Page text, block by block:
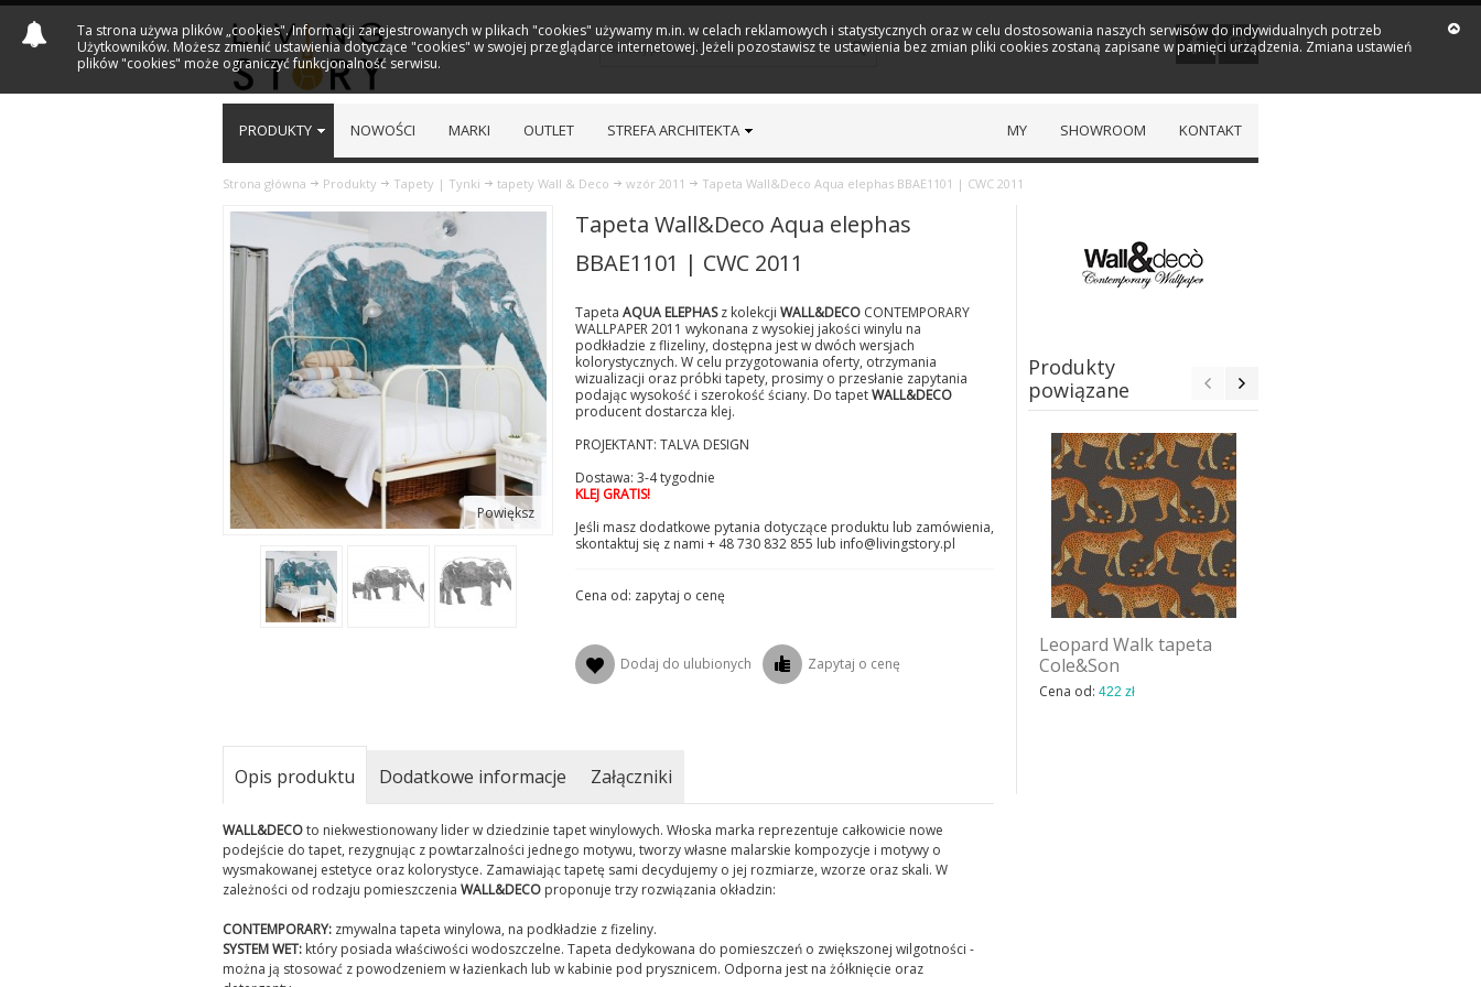
PRODUKTY NOWOŚCI MARKI OUTLET STREFA ARCHITEKTA KONTAKT
SHOWROOM
MY
Strona główna Produkty Tapety | Tynki tapety Wall & Deco wzór 2011 Tapeta Wall&Deco Aqua elephas BBAE1101 | CWC 2011
Powiększ
Tapeta Wall&Deco Aqua elephas
BBAE1101 | CWC 2011
Tapeta AQUA ELEPHASz kolekcji WALL&DECOCONTEMPORARY
WALLPAPER 2011 wykonana z wysokiej jakości winylu na
podkładzie z flizeliny, dostępna jest w dwóch wersjach
kolorystycznych. W celu przygotowania oferty, otrzymania
wizualizacji oraz próbki tapety, prosimy o przesłanie zapytania
podając wysokość i szerokość ściany. Do tapetWALL&DECO
producent dostarcza klej.
PROJEKTANT: TALVA DESIGN
Dostawa: 3-4 tygodnie
KLEJ GRATIS!
Jeśli masz dodatkowe pytania dotyczące produktu lub zamówienia,
skontaktuj się z nami + 48 730 832 855 lub info@livingstory.pl
Cena od: zapytaj o cenę
Dodaj do ulubionych Zapytaj o cenę
Produkty
powiązane
Leopard Walk tapeta
Cole&Son
Cena od: 422 zł
Opis produktu Dodatkowe informacje Załączniki
WALL&DECOto niekwestionowany lider w dziedzinie tapet winylowych. Włoska marka reprezentuje całkowicie nowe
podejście do tapet, rezygnując z powtarzalności jednego motywu, tworzy własne malarskie kompozycje i motywy o
wysmakowanej estetyce oraz kolorystyce. Zamawiając tapetę sami decydujemy o jej rozmiarze, wzorze oraz skali. W
zależności od rodzaju pomieszczenia WALL&DECOproponuje trzy rozwiązania okładzin:
CONTEMPORARY:zmywalna tapeta winylowa, na podkładzie z fizeliny.
SYSTEM WET:który posiada właściwości wodoszczelne. Tapeta dedykowana do pomieszczeń o zwiększonej wilgotności -
można ją stosować z powodzeniem w łazienkach lub w kabinie pod prysznicem. Odporna jest na żółknięcie oraz
Ta strona używa plików „cookies". Informacji zarejestrowanych w plikach "cookies" używamy m.in. w celach reklamowych i statystycznych oraz w celu dostosowania naszych serwisów do indywidualnych potrzeb
Użytkowników. Możesz zmienić ustawienia dotyczące "cookies" w swojej przeglądarce internetowej. Jeżeli pozostawisz te ustawienia bez zmian pliki cookies zostaną zapisane w pamięci urządzenia. Zmiana ustawień
plików "cookies" może ograniczyć funkcjonalność serwisu.